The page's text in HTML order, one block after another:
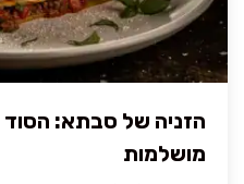
הזניה של סבתא:
מושלמות